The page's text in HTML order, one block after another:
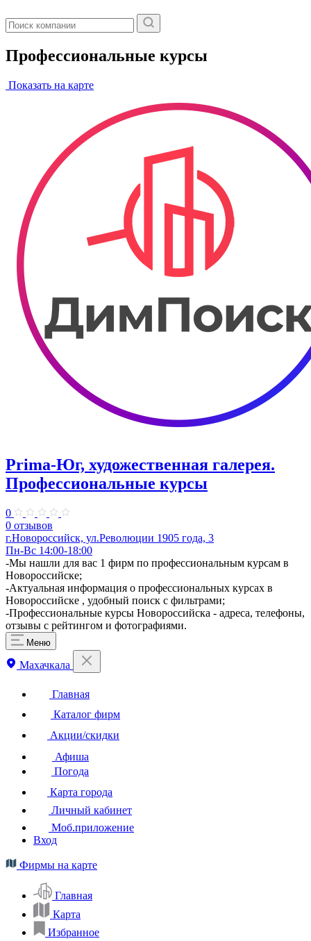
Профессиональные курсы
Показать на карте
Prima-Юг, художественная галерея.
Профессиональные курсы
0
0 отзывов
г.Новороссийск, ул.Революции 1905 года, 3
Пн-Вс 14:00-18:00
-Мы нашли для вас 1 фирм по профессиональным курсам в
Новороссийске;
-Актуальная информация о профессиональных курсах в
Новороссийске , удобный поиск с фильтрами;
-Профессиональные курсы Новороссийска - адреса, телефоны,
отзывы с рейтингом и фотографиями.
Меню
Махачкала
Главная
Каталог фирм
Акции/скидки
Афиша
Погода
Карта города
Личный кабинет
Моб.приложение
Вход
Фирмы на карте
Главная
Карта
Избранное